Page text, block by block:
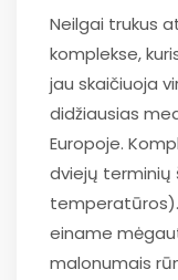
Neilgai trukus
komplekse,
jau skaičiuoja
didžiausias
Europoje.
dviejų terminių
einame
malonumais